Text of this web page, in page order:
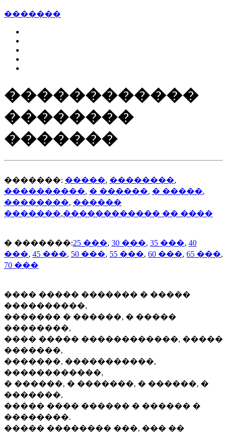
�������
������������
��������
�������
�������: �����, ��������,
����������, � ������, � �����,
��������, ������
�������,������������ �� ����
� �������:25 ���, 30 ���, 35 ���, 40
���, 45 ���, 50 ���, 55 ���, 60 ���, 65 ���,
70 ���
���� ����� ������� � �����
����������,
������� � ������, � �����
��������,
���� ����� ������������, �����
�������,
�������, �����������,
������������,
� ������, � �������, � ������, �
�������,
����� ���� ������ � ������ �
��������.
����� �������� ���, ��� ��